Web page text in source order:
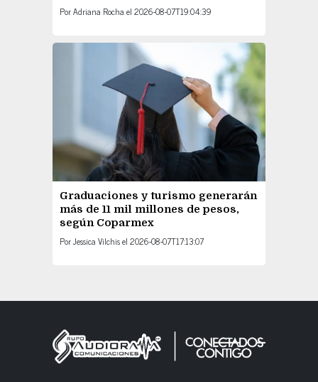
PorAdriana Rocha el 2026-08-07T19:04:39
Graduaciones y turismo generarán
más de 11 mil millones de pesos,
según Coparmex
PorJessica Vilchisel 2026-08-07T17:13:07